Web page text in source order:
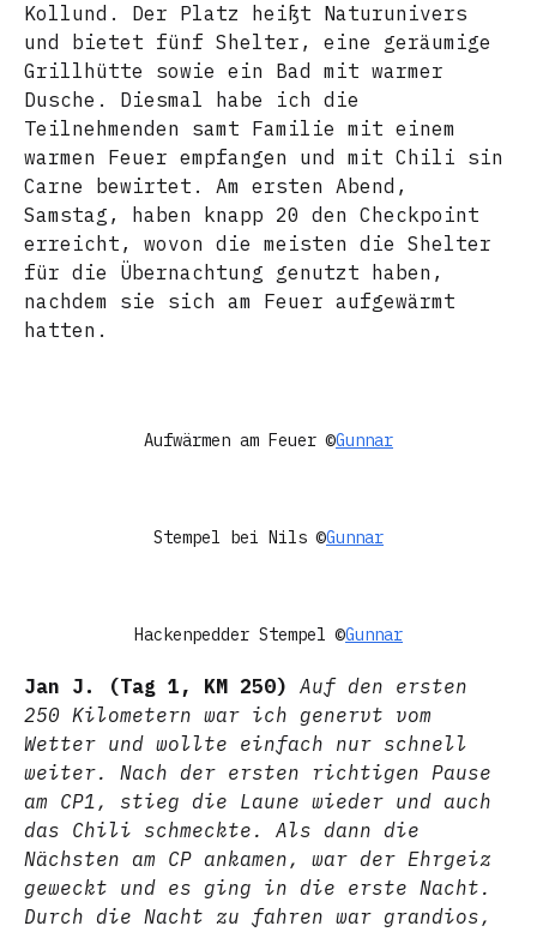
Kollund. Der Platz heißt Naturunivers
und bietet fünf Shelter, eine geräumige
Grillhütte sowie ein Bad mit warmer
Dusche. Diesmal habe ich die
Teilnehmenden samt Familie mit einem
warmen Feuer empfangen und mit Chili sin
Carne bewirtet. Am ersten Abend,
Samstag, haben knapp 20 den Checkpoint
erreicht, wovon die meisten die Shelter
für die Übernachtung genutzt haben,
nachdem sie sich am Feuer aufgewärmt
hatten.
Aufwärmen am Feuer ©Gunnar
Stempel bei Nils ©Gunnar
Hackenpedder Stempel ©Gunnar
Jan J. (Tag 1, KM 250) Auf den ersten
250 Kilometern war ich genervt vom
Wetter und wollte einfach nur schnell
weiter. Nach der ersten richtigen Pause
am CP1, stieg die Laune wieder und auch
das Chili schmeckte. Als dann die
Nächsten am CP ankamen, war der Ehrgeiz
geweckt und es ging in die erste Nacht.
Durch die Nacht zu fahren war grandios,